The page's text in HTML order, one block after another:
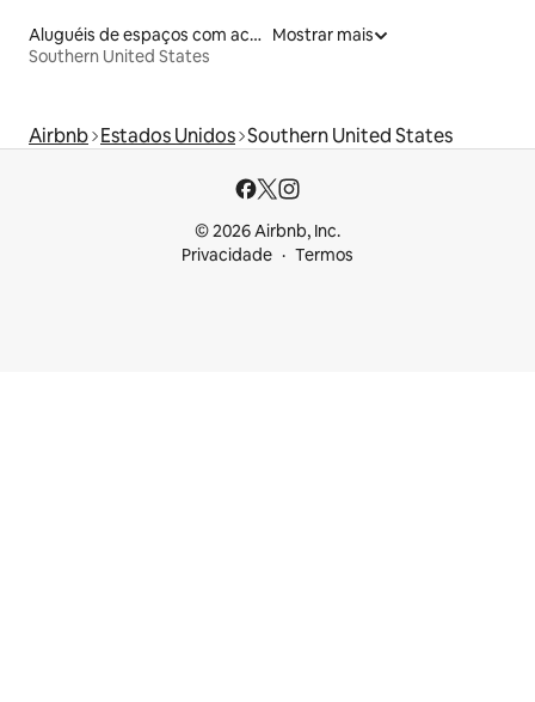
Aluguéis de espaços com acesso direto a pistas de esqui
Southern United States
Mostrar mais
Airbnb Estados Unidos Southern United States
© 2026 Airbnb, Inc.
Privacidade
Termos